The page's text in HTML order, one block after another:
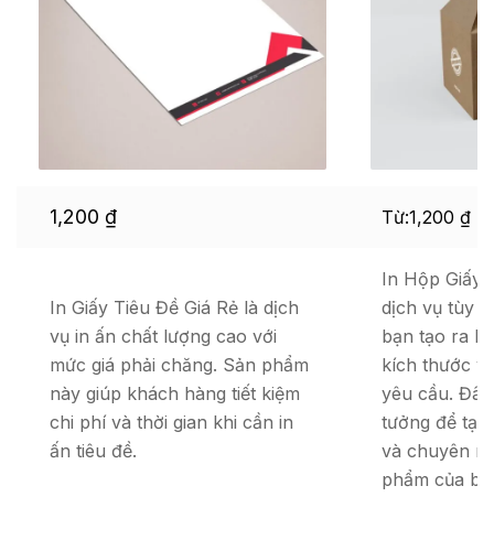
1,200 ₫ Từ:1,200 ₫
In Giấy Tiêu Đề Giá Rẻ là dịch
vụ in ấn chất lượng cao với
mức giá phải chăng. Sản phẩm
này giúp khách hàng tiết kiệm
chi phí và thời gian khi cần in
ấn tiêu đề.
In Hộp Giấy
dịch vụ tùy
bạn tạo ra
kích thước
yêu cầu.
tưởng để
và chuyên
phẩm của